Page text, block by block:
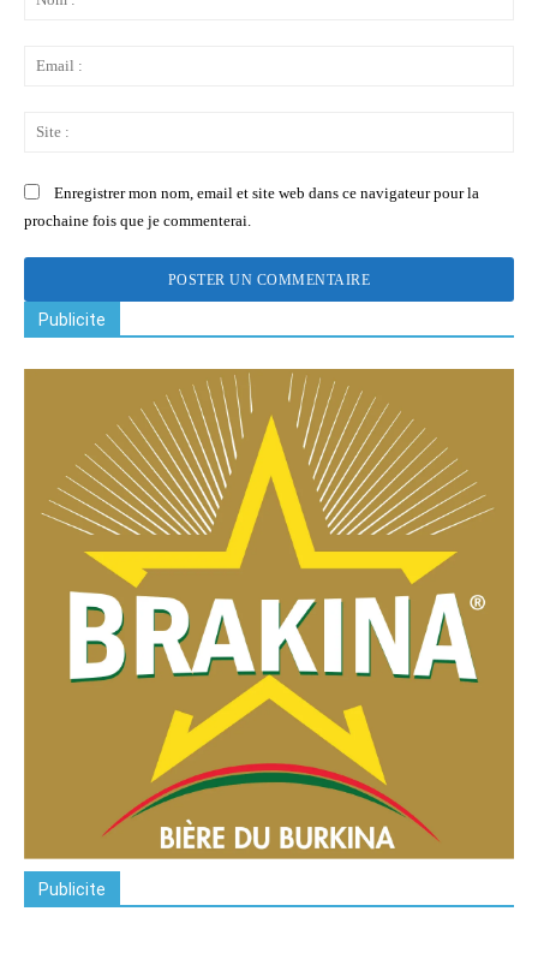
Enregistrer mon nom, email et site web dans ce navigateur pour la
prochaine fois que je commenterai.
Publicite
Publicite